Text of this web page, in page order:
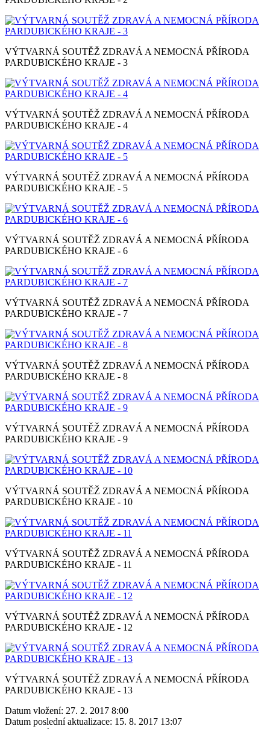
VÝTVARNÁ SOUTĚŽ ZDRAVÁ A NEMOCNÁ PŘÍRODA
PARDUBICKÉHO KRAJE - 3
VÝTVARNÁ SOUTĚŽ ZDRAVÁ A NEMOCNÁ PŘÍRODA
PARDUBICKÉHO KRAJE - 4
VÝTVARNÁ SOUTĚŽ ZDRAVÁ A NEMOCNÁ PŘÍRODA
PARDUBICKÉHO KRAJE - 5
VÝTVARNÁ SOUTĚŽ ZDRAVÁ A NEMOCNÁ PŘÍRODA
PARDUBICKÉHO KRAJE - 6
VÝTVARNÁ SOUTĚŽ ZDRAVÁ A NEMOCNÁ PŘÍRODA
PARDUBICKÉHO KRAJE - 7
VÝTVARNÁ SOUTĚŽ ZDRAVÁ A NEMOCNÁ PŘÍRODA
PARDUBICKÉHO KRAJE - 8
VÝTVARNÁ SOUTĚŽ ZDRAVÁ A NEMOCNÁ PŘÍRODA
PARDUBICKÉHO KRAJE - 9
VÝTVARNÁ SOUTĚŽ ZDRAVÁ A NEMOCNÁ PŘÍRODA
PARDUBICKÉHO KRAJE - 10
VÝTVARNÁ SOUTĚŽ ZDRAVÁ A NEMOCNÁ PŘÍRODA
PARDUBICKÉHO KRAJE - 11
VÝTVARNÁ SOUTĚŽ ZDRAVÁ A NEMOCNÁ PŘÍRODA
PARDUBICKÉHO KRAJE - 12
VÝTVARNÁ SOUTĚŽ ZDRAVÁ A NEMOCNÁ PŘÍRODA
PARDUBICKÉHO KRAJE - 13
Datum vložení: 27. 2. 2017 8:00
Datum poslední aktualizace: 15. 8. 2017 13:07